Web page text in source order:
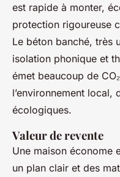
est rapide à monter,
protection rigoureuse
Le béton banché, très
isolation phonique et
émet beaucoup de
l’environnement
écologiques.
Valeur de revente
Une maison économe
un plan clair et des